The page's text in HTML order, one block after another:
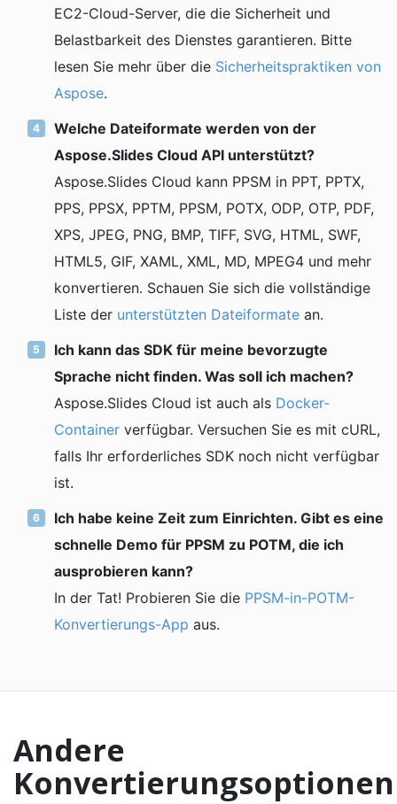
EC2-Cloud-Server, die die Sicherheit und
Belastbarkeit des Dienstes garantieren. Bitte
lesen Sie mehr über die Sicherheitspraktiken von
Aspose.
Welche Dateiformate werden von der
Aspose.Slides Cloud API unterstützt?
Aspose.Slides Cloud kann PPSM in PPT, PPTX,
PPS, PPSX, PPTM, PPSM, POTX, ODP, OTP, PDF,
XPS, JPEG, PNG, BMP, TIFF, SVG, HTML, SWF,
HTML5, GIF, XAML, XML, MD, MPEG4 und mehr
konvertieren. Schauen Sie sich die vollständige
Liste der unterstützten Dateiformate an.
Ich kann das SDK für meine bevorzugte
Sprache nicht finden. Was soll ich machen?
Aspose.Slides Cloud ist auch als Docker-
Container verfügbar. Versuchen Sie es mit cURL,
falls Ihr erforderliches SDK noch nicht verfügbar
ist.
Ich habe keine Zeit zum Einrichten. Gibt es eine
schnelle Demo für PPSM zu POTM, die ich
ausprobieren kann?
In der Tat! Probieren Sie die PPSM-in-POTM-
Konvertierungs-App aus.
Andere
Konvertierungsoptionen